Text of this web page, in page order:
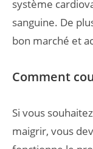
système
sanguine. De
bon marché et
Comment
Si vous
maigrir, vous